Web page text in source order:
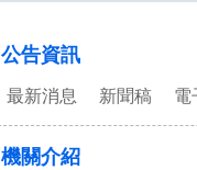
公告資訊
最新消息 新聞稿 電
機關介紹